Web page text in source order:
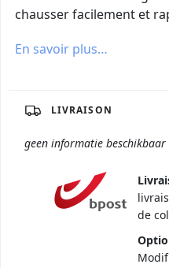
chausser facilement et
En savoir plus…
LIVRAISON
geen informatie beschikbaar
de